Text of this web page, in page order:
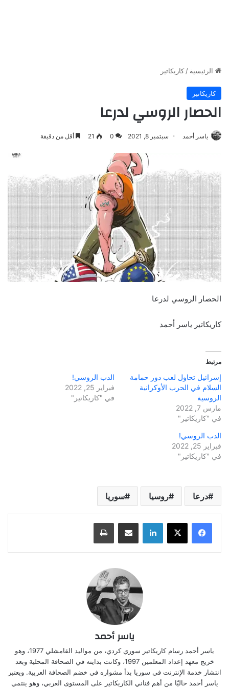
الرئيسية / كاريكاتير
كاريكاتير
الحصار الروسي لدرعا
ياسر أحمد سبتمبر 8, 2021 0
21 أقل من دقيقة
الحصار الروسي لدرعا
كاريكاتير ياسر أحمد
مرتبط
إسرائيل تحاول لعب دور حمامة
السلام في الحرب الأوكرانية
الروسية
مارس 7, 2022
في "كاريكاتير"
الدب الروسي!
فبراير 25, 2022
في "كاريكاتير"
الدب الروسي!
فبراير 25, 2022
في "كاريكاتير"
درعا روسيا سوريا
لينكدإن مشاركة عبر البريد طباعة
ياسر أحمد
ياسر أحمد رسام كاريكاتير سوري كردي، من مواليد القامشلي 1977، وهو
خريج معهد إعداد المعلمين 1997، وكانت بدايته في الصحافة المحلية وبعد
انتشار خدمة الإنترنت في سوريا بدأ مشواره في خضم الصحافة العربية. ويعتبر
ياسر أحمد حاليًا من أهم فناني الكاريكاتير على المستوى العربي، وهو ينتمي